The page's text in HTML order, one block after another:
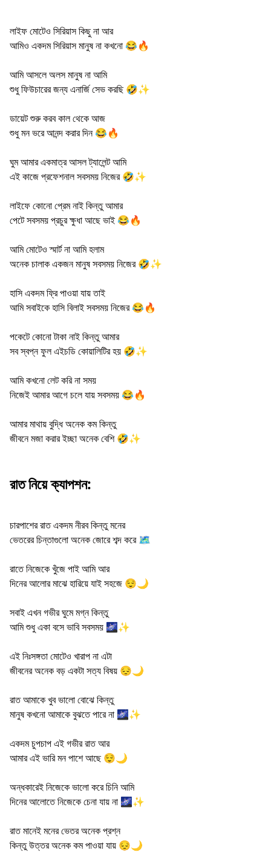
লাইফ মোটেও সিরিয়াস কিছু না আর
আমিও একদম সিরিয়াস মানুষ না কখনো 😂🔥
আমি আসলে অলস মানুষ না আমি
শুধু ফিউচারের জন্য এনার্জি সেভ করছি 🤣✨
ডায়েট শুরু করব কাল থেকে আজ
শুধু মন ভরে আনন্দ করার দিন 😂🔥
ঘুম আমার একমাত্র আসল ট্যালেন্ট আমি
এই কাজে প্রফেশনাল সবসময় নিজের 🤣✨
লাইফে কোনো প্রেম নাই কিন্তু আমার
পেটে সবসময় প্রচুর ক্ষুধা আছে ভাই 😂🔥
আমি মোটেও স্মার্ট না আমি হলাম
অনেক চালাক একজন মানুষ সবসময় নিজের 🤣✨
হাসি একদম ফ্রি পাওয়া যায় তাই
আমি সবাইকে হাসি বিলাই সবসময় নিজের 😂🔥
পকেটে কোনো টাকা নাই কিন্তু আমার
সব স্বপ্ন ফুল এইচডি কোয়ালিটির হয় 🤣✨
আমি কখনো লেট করি না সময়
নিজেই আমার আগে চলে যায় সবসময় 😂🔥
আমার মাথায় বুদ্ধি অনেক কম কিন্তু
জীবনে মজা করার ইচ্ছা অনেক বেশি 🤣✨
রাত নিয়ে ক্যাপশন:
চারপাশের রাত একদম নীরব কিন্তু মনের
ভেতরের চিন্তাগুলো অনেক জোরে শব্দ করে 🗺️
রাতে নিজেকে খুঁজে পাই আমি আর
দিনের আলোর মাঝে হারিয়ে যাই সহজে 😌🌙
সবাই এখন গভীর ঘুমে মগ্ন কিন্তু
আমি শুধু একা বসে ভাবি সবসময় 🌌✨
এই নিঃসঙ্গতা মোটেও খারাপ না এটা
জীবনের অনেক বড় একটা সত্য বিষয় 😔🌙
রাত আমাকে খুব ভালো বোঝে কিন্তু
মানুষ কখনো আমাকে বুঝতে পারে না 🌌✨
একদম চুপচাপ এই গভীর রাত আর
আমার এই ভারি মন পাশে আছে 😌🌙
অন্ধকারেই নিজেকে ভালো করে চিনি আমি
দিনের আলোতে নিজেকে চেনা যায় না 🌌✨
রাত মানেই মনের ভেতর অনেক প্রশ্ন
কিন্তু উত্তর অনেক কম পাওয়া যায় 😔🌙